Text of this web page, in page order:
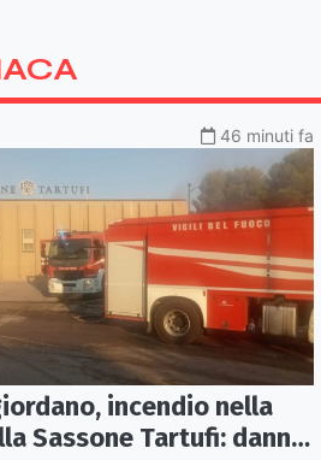
46 minuti fa
incendio nella
Sassone Tartufi: danni